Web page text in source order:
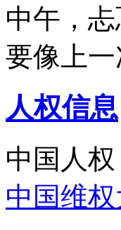
中午，
要像上
人权信息
中国人权
中国维